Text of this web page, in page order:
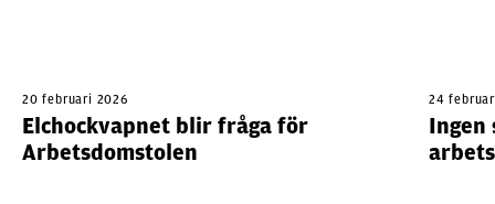
20 februari 2026
Elchockvapnet blir fråga för
Arbetsdomstolen
24
Ingen